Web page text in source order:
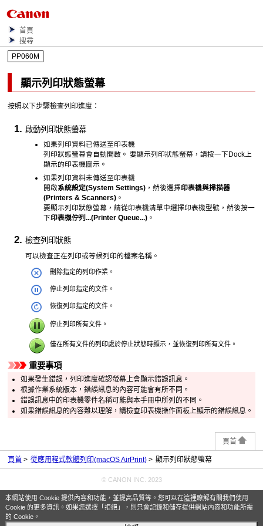
本網站使用 Cookie 提供內容和功能，並提高品質等。您可以在這裡瞭解有關我們使用
Cookie 的更多資訊。如果您選擇「拒絕」，則只會記錄和儲存提供網站內容和功能所需
的 Cookie。
首頁
搜尋
PP060M
顯示列印狀態螢幕
按照以下步驟檢查列印進度：
啟動列印狀態螢幕
如果列印資料已傳送至印表機
列印狀態螢幕會自動開啟。 要顯示列印狀態螢幕，請按一下Dock上
顯示的印表機 圖示。
如果列印資料未傳送至印表機
開啟系統設定(System Settings)，然後選擇印表機與掃描器
(Printers & Scanners)。
要顯示列印狀態螢幕，請從印表機清單中選擇印表機型號，然後按一
下印表機佇列...(Printer Queue...)。
檢查列印狀態
可以檢查正在列印或等候列印的檔案名稱。
刪除指定的列印作業。
停止列印指定的文件。
恢復列印指定的文件。
停止列印所有文件。
僅在所有文件的列印處於停止狀態時顯示，並恢復列印所有文件。
重要事項
如果發生錯誤，列印進度確認螢幕上會顯示錯誤訊息。
根據作業系統版本，錯誤訊息的內容可能會有所不同。
錯誤訊息中的印表機零件名稱可能與本手冊中所列的不同。
如果錯誤訊息的內容難以理解，請檢查印表機操作面板 上顯示的錯誤訊息。
頁首
頁首 從應用程式軟體列印(macOS AirPrint) 顯示列印狀態螢幕
© CANON INC. 2023